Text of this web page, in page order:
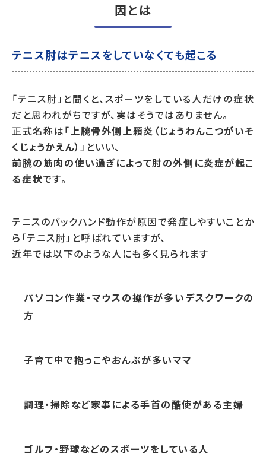
因とは
テニス肘はテニスをしていなくても起こる
「テニス肘」と聞くと、スポーツをしている人だけの症状
だと思われがちですが、実はそうではありません。
正式名称は「上腕骨外側上顆炎（じょうわんこつがいそ
くじょうかえん） 」といい、
前腕の筋肉の使い過ぎによって肘の外側に炎症が起こ
る症状です。
テニスのバックハンド動作が原因で発症しやすいことか
ら「テニス肘」と呼ばれていますが、
近年では以下のような人にも多く見られます
パソコン作業・マウスの操作が多いデスクワークの
方
子育て中で抱っこやおんぶが多いママ
調理・掃除など家事による手首の酷使がある主婦
ゴルフ・野球などのスポーツをしている人